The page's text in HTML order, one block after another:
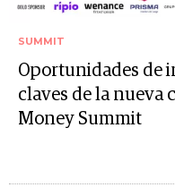
SUMMIT
Oportunidades de
claves de la nueva
Money Summit